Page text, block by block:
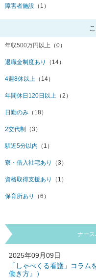
障害者施設 （1）
年収500万円以上 （0）
退職金制度あり （14）
4週8休以上 （14）
年間休日120日以上 （2）
日勤のみ （18）
2交代制 （3）
駅近5分以内 （1）
寮・借入社宅あり （3）
資格取得支援あり （1）
保育所あり （6）
ナー
2025年09月09日
「しゃべくる看護」コラ
働き方』）